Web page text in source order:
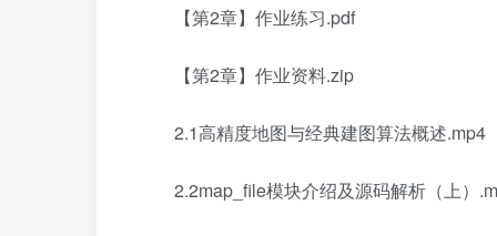
【第2章】作业练习.pdf
【第2章】作业资料.zip
2.1高精度地图与经典建图算法概述.mp4
2.2map_file模块介绍及源码解析（上）